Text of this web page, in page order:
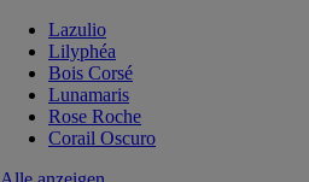
Lazulio
Lilyphéa
Bois Corsé
Lunamaris
Rose Roche
Corail Oscuro